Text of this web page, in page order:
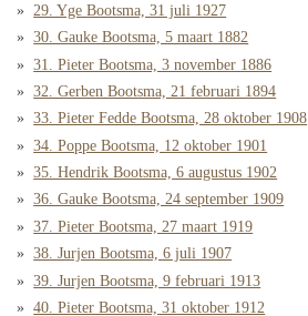
29. Yge Bootsma, 31 juli 1927
30. Gauke Bootsma, 5 maart 1882
31. Pieter Bootsma, 3 november 1886
32. Gerben Bootsma, 21 februari 1894
33. Pieter Fedde Bootsma, 28 oktober 1908
34. Poppe Bootsma, 12 oktober 1901
35. Hendrik Bootsma, 6 augustus 1902
36. Gauke Bootsma, 24 september 1909
37. Pieter Bootsma, 27 maart 1919
38. Jurjen Bootsma, 6 juli 1907
39. Jurjen Bootsma, 9 februari 1913
40. Pieter Bootsma, 31 oktober 1912